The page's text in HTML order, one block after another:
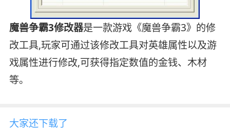
魔兽争霸3修改器是一款游戏《魔兽争霸3》的修
改工具,玩家可通过该修改工具对英雄属性以及游
戏属性进行修改,可获得指定数值的金钱、木材
等。
大家还下载了